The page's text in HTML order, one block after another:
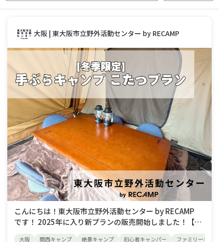
大阪 | 東大阪市立野外活動センター by RECAMP
こんにちは！東大阪市立野外活動センター by RECAMP
です！ 2025年に入り新プランの販売開始しました！【冬
大阪 関西キャンプ 絶景キャンプ 初心者キャンパー ファミリーキャ